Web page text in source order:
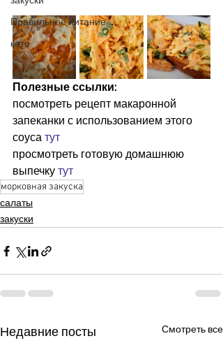
Правильное питание
кето
Полезные ссылки:
посмотреть рецепт макаронной
запеканки с использованием этого
соуса тут
просмотреть готовую домашнюю
выпечку тут
морковная закуска
салаты
закуски
Недавние посты Смотреть все